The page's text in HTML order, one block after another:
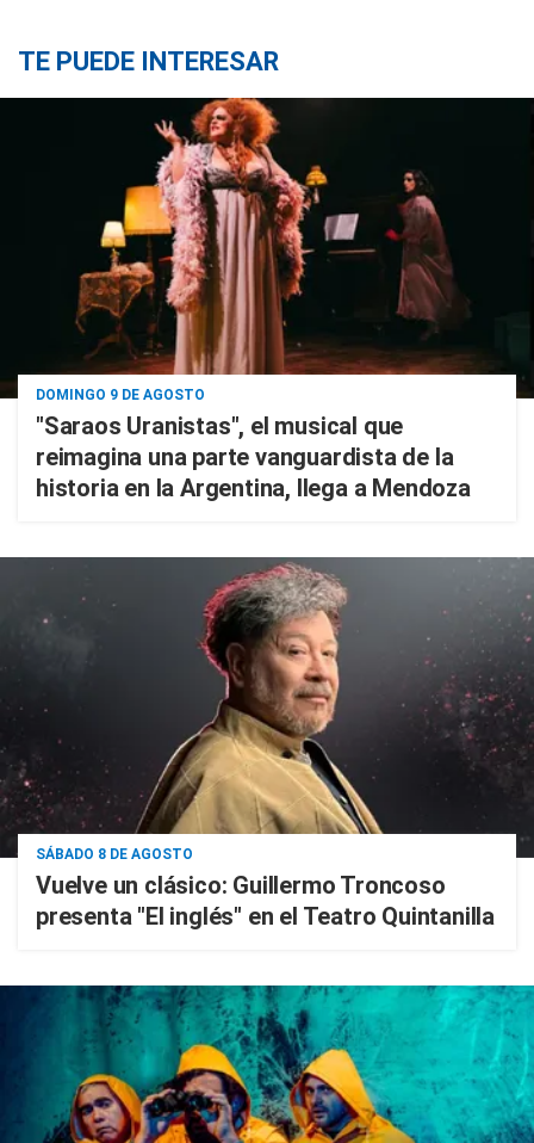
TE PUEDE INTERESAR
DOMINGO 9 DE AGOSTO
"Saraos Uranistas", el musical que
reimagina una parte vanguardista de la
historia en la Argentina, llega a Mendoza
SÁBADO 8 DE AGOSTO
Vuelve un clásico: Guillermo Troncoso
presenta "El inglés" en el Teatro Quintanilla